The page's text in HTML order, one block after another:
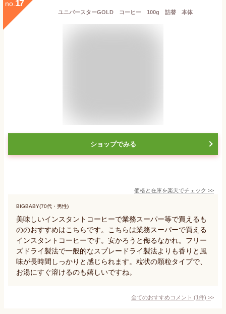
no. 17
ユニバースターGOLD コーヒー 100g 詰替 本体
ショップでみる
価格と在庫を楽天でチェック >>
BIGBABY(70代・男性)
美味しいインスタントコーヒーで業務スーパー等で買えるも
ののおすすめはこちらです。こちらは業務スーパーで買える
インスタントコーヒーです。安かろうと侮るなかれ。フリー
ズドライ製法で一般的なスプレードライ製法よりも香りと風
味が長時間しっかりと感じられます。粒状の顆粒タイプで、
お湯にすぐ溶けるのも嬉しいですね。
全てのおすすめコメント (1件) >